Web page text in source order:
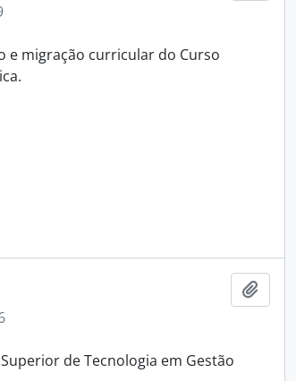
e migração curricular do Curso
de Tecnologia em Gestão